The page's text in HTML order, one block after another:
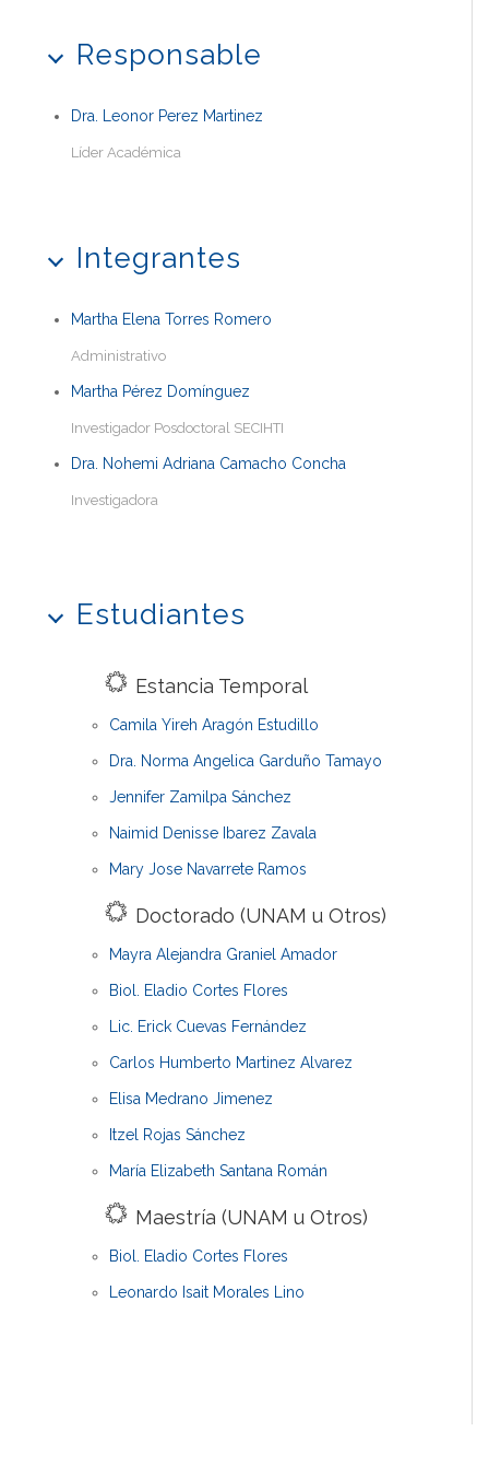
Responsable
Dra. Leonor Perez Martinez
Líder Académica
Integrantes
Martha Elena Torres Romero
Administrativo
Martha Pérez Domínguez
Investigador Posdoctoral SECIHTI
Dra. Nohemi Adriana Camacho Concha
Investigadora
Estudiantes
Estancia Temporal
Camila Yireh Aragón Estudillo
Dra. Norma Angelica Garduño Tamayo
Jennifer Zamilpa Sánchez
Naimid Denisse Ibarez Zavala
Mary Jose Navarrete Ramos
Doctorado (UNAM u Otros)
Mayra Alejandra Graniel Amador
Biol. Eladio Cortes Flores
Lic. Erick Cuevas Fernández
Carlos Humberto Martinez Alvarez
Elisa Medrano Jimenez
Itzel Rojas Sánchez
María Elizabeth Santana Román
Maestría (UNAM u Otros)
Biol. Eladio Cortes Flores
Leonardo Isait Morales Lino